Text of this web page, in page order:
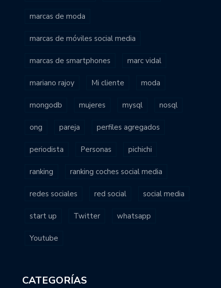
marcas de moda
marcas de móviles social media
marcas de smartphones marc vidal
mariano rajoy Mi cliente moda
mongodb mujeres mysql nosql
ong pareja perfiles agregados
periodista Personas pichichi
ranking ranking coches social media
redes sociales red social social media
start up Twitter whatsapp
Youtube
CATEGORÍAS